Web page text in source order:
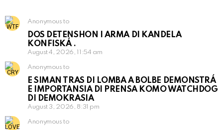
Anonymous to
DOS DETENSHON I ARMA DI KANDELA
KONFISKÁ .
August 4, 2026, 11:54 am
Anonymous to
E SIMAN TRAS DI LOMBA A BOLBE DEMONSTRÁ
E IMPORTANSIA DI PRENSA KOMO WATCHDOG
DI DEMOKRASIA
August 3, 2026, 8:31 pm
Anonymous to